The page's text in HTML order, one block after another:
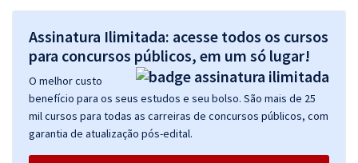
Assinatura Ilimitada: acesse todos os cursos
para concursos públicos, em um só lugar!
O melhor custo
benefício para os seus estudos e seu bolso. São mais de 25
mil cursos para todas as carreiras de concursos públicos, com
garantia de atualização pós-edital.